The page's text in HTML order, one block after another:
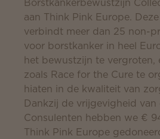
aan Think Pink Europe.
verbindt meer dan 25 non-
voor borstkanker in heel
het bewustzijn te vergroten,
zoals Race for the Cure te
hiaten in de kwaliteit van
Dankzij de vrijgevigheid van
Consulenten hebben we €
Think Pink Europe